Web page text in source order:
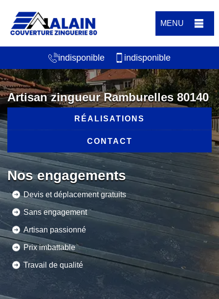
MENU
indisponible indisponible
Artisan zingueur Ramburelles 80140
RÉALISATIONS
CONTACT
Nos engagements
Devis et déplacement gratuits
Sans engagement
Artisan passionné
Prix imbattable
Travail de qualité